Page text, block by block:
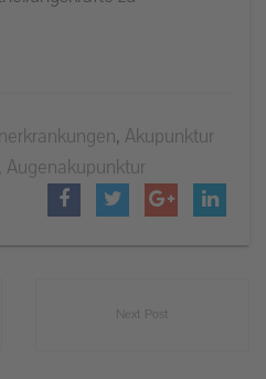
, Akupunktur
Augenakupunktur
Next Post